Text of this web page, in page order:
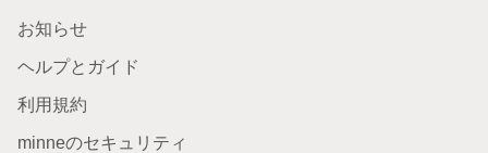
お知らせ
ヘルプとガイド
利用規約
minneのセキュリティ